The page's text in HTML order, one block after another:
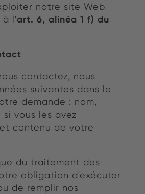
notre site Web
à l'art. 6, alinéa 1 f) du
contactez, nous
suivantes dans le
demande : nom,
vous les avez
contenu de votre
du traitement des
obligation d'exécuter
de remplir nos